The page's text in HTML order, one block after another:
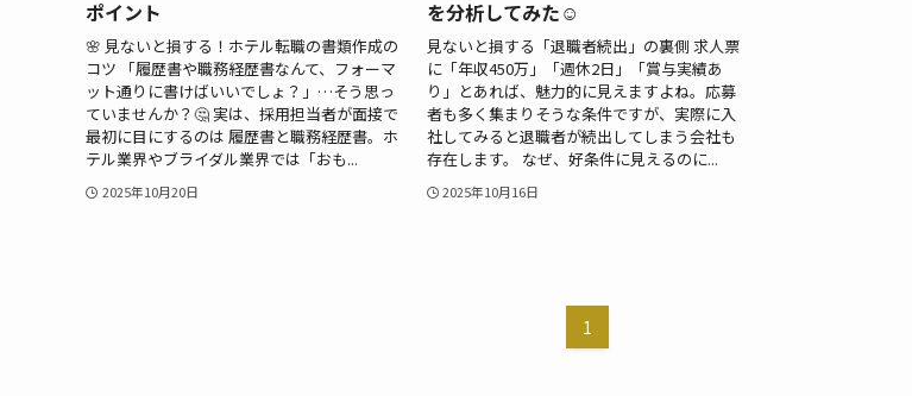
ポイント
🌸 見ないと損する！ホテル転職の書類作成の
コツ 「履歴書や職務経歴書なんて、フォーマ
ット通りに書けばいいでしょ？」…そう思っ
ていませんか？🤔 実は、採用担当者が面接で
最初に目にするのは 履歴書と職務経歴書。ホ
テル業界やブライダル業界では「おも...
2025年10月20日
を分析してみた☺
見ないと損する「退職者続出」の裏側 求人票
に「年収450万」「週休2日」「賞与実績あ
り」とあれば、魅力的に見えますよね。応募
者も多く集まりそうな条件ですが、実際に入
社してみると退職者が続出してしまう会社も
存在します。 なぜ、好条件に見えるのに...
2025年10月16日
1